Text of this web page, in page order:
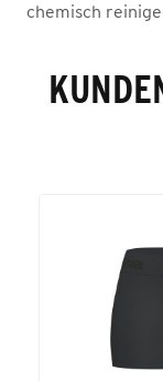
chemisch